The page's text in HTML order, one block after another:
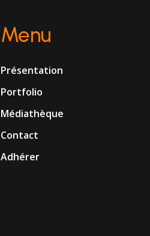
Menu
Présentation
Portfolio
Médiathèque
Contact
Adhérer